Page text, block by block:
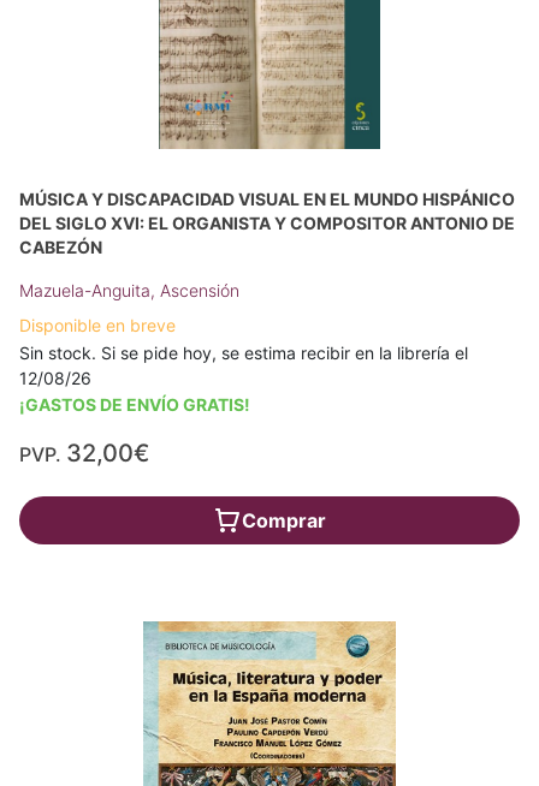
MÚSICA Y DISCAPACIDAD VISUAL EN EL MUNDO HISPÁNICO
DEL SIGLO XVI: EL ORGANISTA Y COMPOSITOR ANTONIO DE
CABEZÓN
Mazuela-Anguita, Ascensión
Disponible en breve
Sin stock. Si se pide hoy, se estima recibir en la librería el
12/08/26
¡GASTOS DE ENVÍO GRATIS!
PVP. 32,00€
Comprar